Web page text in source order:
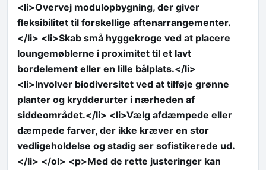
<li>Overvej modulopbygning, der giver
fleksibilitet til forskellige aftenarrangementer.
</li> <li>Skab små hyggekroge ved at placere
loungemøblerne i proximitet til et lavt
bordelement eller en lille bålplats.</li>
<li>Involver biodiversitet ved at tilføje grønne
planter og krydderurter i nærheden af
siddeområdet.</li> <li>Vælg afdæmpede eller
dæmpede farver, der ikke kræver en stor
vedligeholdelse og stadig ser sofistikerede ud.
</li> </ol> <p>Med de rette justeringer kan